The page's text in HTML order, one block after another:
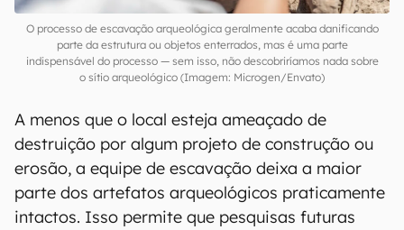
O processo de escavação arqueológica geralmente acaba danificando
parte da estrutura ou objetos enterrados, mas é uma parte
indispensável do processo — sem isso, não descobriríamos nada sobre
o sítio arqueológico (Imagem: Microgen/Envato)
A menos que o local esteja ameaçado de
destruição por algum projeto de construção ou
erosão, a equipe de escavação deixa a maior
parte dos artefatos arqueológicos praticamente
intactos. Isso permite que pesquisas futuras